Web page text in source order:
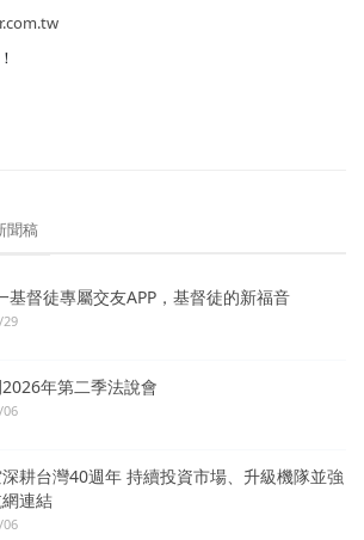
聞稿
基督徒專屬交友APP，基督徒的新福音
29
年第二季法說會
06
耕台灣40週年 持續投資市場、升級機隊並強
連結
06